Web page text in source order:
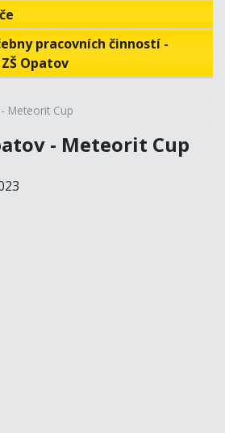
pracovních činností -
Opatov
Meteorit Cup
- Meteorit Cup